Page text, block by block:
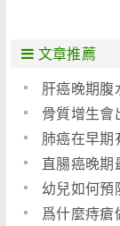
文章推薦
肝癌晚期腹
骨質增生會
肺癌在早期
直腸癌晚期
幼兒如何
爲什麼痔瘡